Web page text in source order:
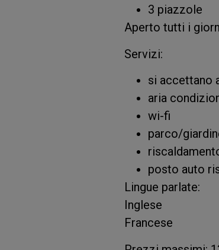
3 piazzole
Aperto tutti i
Servizi:
si accettano
aria
wi-fi
parco/
posto auto
Lingue parlate:
Inglese
Francese